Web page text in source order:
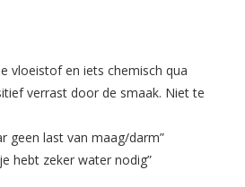
vloeistof en iets chemisch qua
verrast door de smaak. Niet te
geen last van maag/darm”
hebt zeker water nodig”